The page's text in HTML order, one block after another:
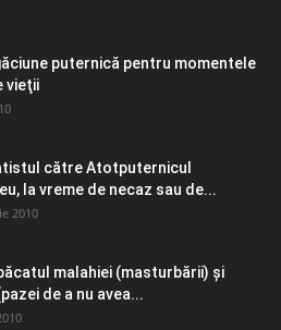
puternică pentru momentele
vieţii
către Atotputernicul
la vreme de necaz sau de...
2010
malahiei (masturbării) şi
de a nu avea...